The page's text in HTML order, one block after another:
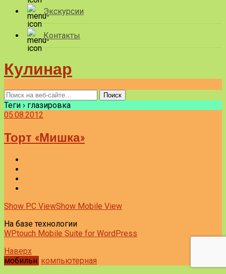
Экскурсии
Контакты
Кулинар
Теги › глазировка
05.08.2012
Торт «Мишка»
Show PC ViewShow Mobile View
На базе технологии
WPtouch Mobile Suite for WordPress
Наверх
мобильн. компьютерная